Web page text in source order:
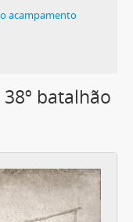
acampamento
batalhão